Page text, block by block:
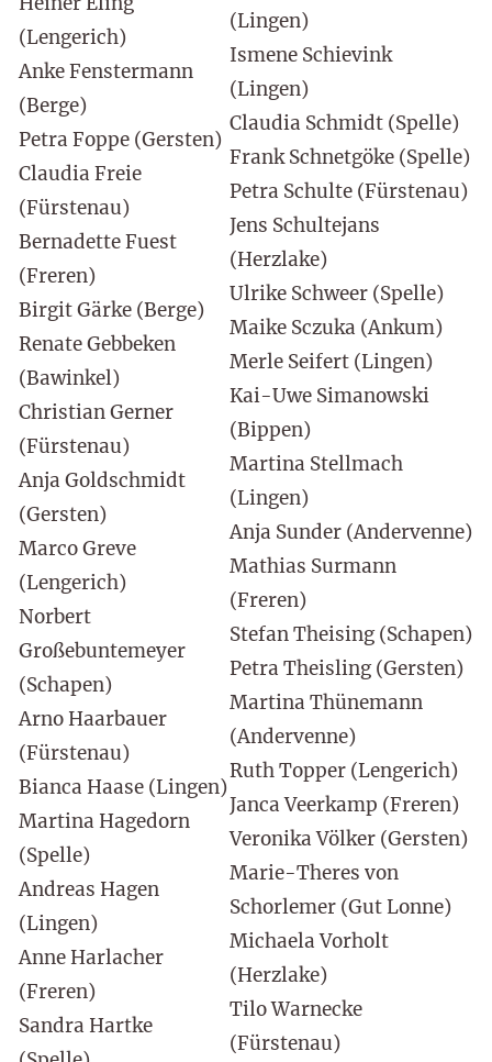
(Lengerich)
Anke Fenstermann
(Berge)
Petra Foppe (Gersten)
Claudia Freie
(Fürstenau)
Bernadette Fuest
(Freren)
Birgit Gärke (Berge)
Renate Gebbeken
(Bawinkel)
Christian Gerner
(Fürstenau)
Anja Goldschmidt
(Gersten)
Marco Greve
(Lengerich)
Norbert
Großebuntemeyer
(Schapen)
Arno Haarbauer
(Fürstenau)
Bianca Haase (Lingen)
Martina Hagedorn
(Spelle)
Andreas Hagen
(Lingen)
Anne Harlacher
(Freren)
Sandra Hartke
(Lingen)
Ismene Schievink
(Lingen)
Claudia Schmidt (Spelle)
Frank Schnetgöke (Spelle)
Petra Schulte (Fürstenau)
Jens Schultejans
(Herzlake)
Ulrike Schweer (Spelle)
Maike Sczuka (Ankum)
Merle Seifert (Lingen)
Kai-Uwe Simanowski
(Bippen)
Martina Stellmach
(Lingen)
Anja Sunder (Andervenne)
Mathias Surmann
(Freren)
Stefan Theising (Schapen)
Petra Theisling (Gersten)
Martina Thünemann
(Andervenne)
Ruth Topper (Lengerich)
Janca Veerkamp (Freren)
Veronika Völker (Gersten)
Marie-Theres von
Schorlemer (Gut Lonne)
Michaela Vorholt
(Herzlake)
Tilo Warnecke
(Fürstenau)